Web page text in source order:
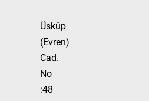
Üsküp
(Evren)
Cad.
No
:48